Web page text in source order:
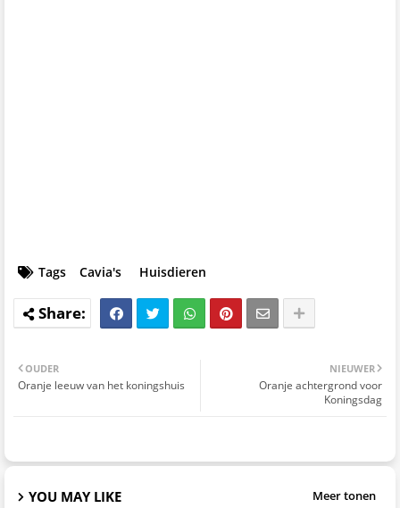
Tags Cavia's Huisdieren
NIEUWER
Oranje achtergrond voor
Koningsdag
OUDER
Oranje leeuw van het koningshuis
YOU MAY LIKE Meer tonen